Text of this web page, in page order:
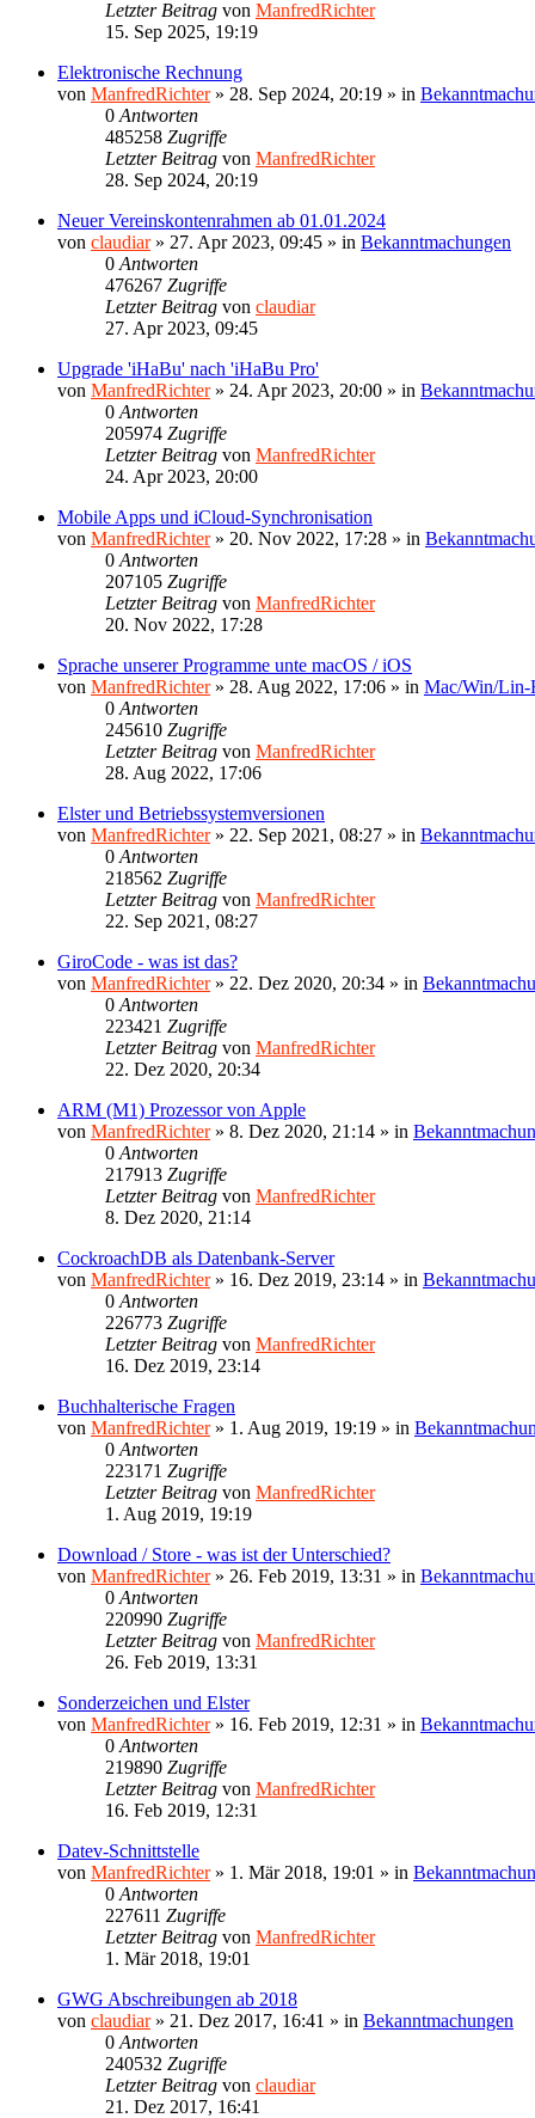
Letzter Beitrag von ManfredRichter
15. Sep 2025, 19:19
Elektronische Rechnung
von ManfredRichter» 28. Sep 2024, 20:19 » in
0 Antworten
485258 Zugriffe
Letzter Beitrag von ManfredRichter
28. Sep 2024, 20:19
Neuer Vereinskontenrahmen ab 01.01.2024
von claudiar» 27. Apr 2023, 09:45 » in Bekanntmachungen
0 Antworten
476267 Zugriffe
Letzter Beitrag von claudiar
27. Apr 2023, 09:45
Upgrade 'iHaBu' nach 'iHaBu Pro'
von ManfredRichter» 24. Apr 2023, 20:00 » in
0 Antworten
205974 Zugriffe
Letzter Beitrag von ManfredRichter
24. Apr 2023, 20:00
Mobile Apps und iCloud-Synchronisation
von ManfredRichter» 20. Nov 2022, 17:28 » in
0 Antworten
207105 Zugriffe
Letzter Beitrag von ManfredRichter
20. Nov 2022, 17:28
Sprache unserer Programme unte macOS / iOS
von ManfredRichter» 28. Aug 2022, 17:06 » in Mac/Win/Lin-
0 Antworten
245610 Zugriffe
Letzter Beitrag von ManfredRichter
28. Aug 2022, 17:06
Elster und Betriebssystemversionen
von ManfredRichter» 22. Sep 2021, 08:27 » in
0 Antworten
218562 Zugriffe
Letzter Beitrag von ManfredRichter
22. Sep 2021, 08:27
GiroCode - was ist das?
von ManfredRichter» 22. Dez 2020, 20:34 » in
0 Antworten
223421 Zugriffe
Letzter Beitrag von ManfredRichter
22. Dez 2020, 20:34
ARM (M1) Prozessor von Apple
von ManfredRichter» 8. Dez 2020, 21:14 » in
0 Antworten
217913 Zugriffe
Letzter Beitrag von ManfredRichter
8. Dez 2020, 21:14
CockroachDB als Datenbank-Server
von ManfredRichter» 16. Dez 2019, 23:14 » in
0 Antworten
226773 Zugriffe
Letzter Beitrag von ManfredRichter
16. Dez 2019, 23:14
Buchhalterische Fragen
von ManfredRichter» 1. Aug 2019, 19:19 » in
0 Antworten
223171 Zugriffe
Letzter Beitrag von ManfredRichter
1. Aug 2019, 19:19
Download / Store - was ist der Unterschied?
von ManfredRichter» 26. Feb 2019, 13:31 » in
0 Antworten
220990 Zugriffe
Letzter Beitrag von ManfredRichter
26. Feb 2019, 13:31
Sonderzeichen und Elster
von ManfredRichter» 16. Feb 2019, 12:31 » in
0 Antworten
219890 Zugriffe
Letzter Beitrag von ManfredRichter
16. Feb 2019, 12:31
Datev-Schnittstelle
von ManfredRichter» 1. Mär 2018, 19:01 » in
0 Antworten
227611 Zugriffe
Letzter Beitrag von ManfredRichter
1. Mär 2018, 19:01
GWG Abschreibungen ab 2018
von claudiar» 21. Dez 2017, 16:41 » in Bekanntmachungen
0 Antworten
240532 Zugriffe
Letzter Beitrag von claudiar
21. Dez 2017, 16:41